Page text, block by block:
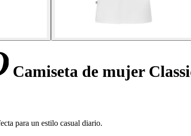
Camiseta de mujer
para un estilo casual diario.